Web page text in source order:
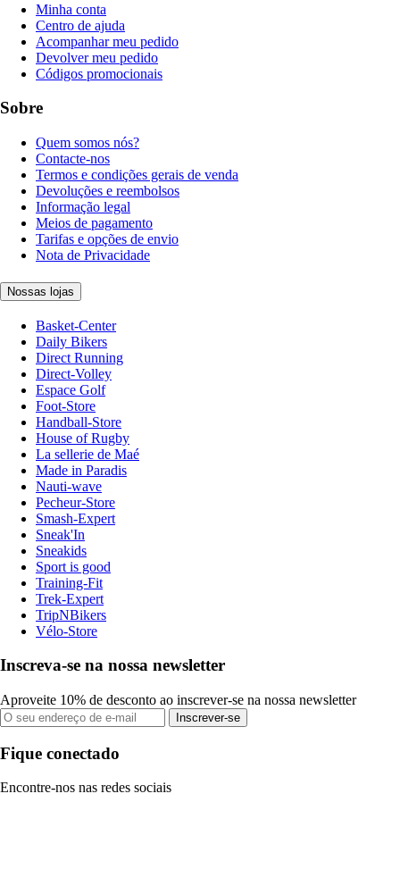
Minha conta
Centro de ajuda
Acompanhar meu pedido
Devolver meu pedido
Códigos promocionais
Sobre
Quem somos nós?
Contacte-nos
Termos e condições gerais de venda
Devoluções e reembolsos
Informação legal
Meios de pagamento
Tarifas e opções de envio
Nota de Privacidade
Nossas lojas
Basket-Center
Daily Bikers
Direct Running
Direct-Volley
Espace Golf
Foot-Store
Handball-Store
House of Rugby
La sellerie de Maé
Made in Paradis
Nauti-wave
Pecheur-Store
Smash-Expert
Sneak'In
Sneakids
Sport is good
Training-Fit
Trek-Expert
TripNBikers
Vélo-Store
Inscreva-se na nossa newsletter
Aproveite 10% de desconto ao inscrever-se na nossa newsletter
Inscrever-se
Fique conectado
Encontre-nos nas redes sociais